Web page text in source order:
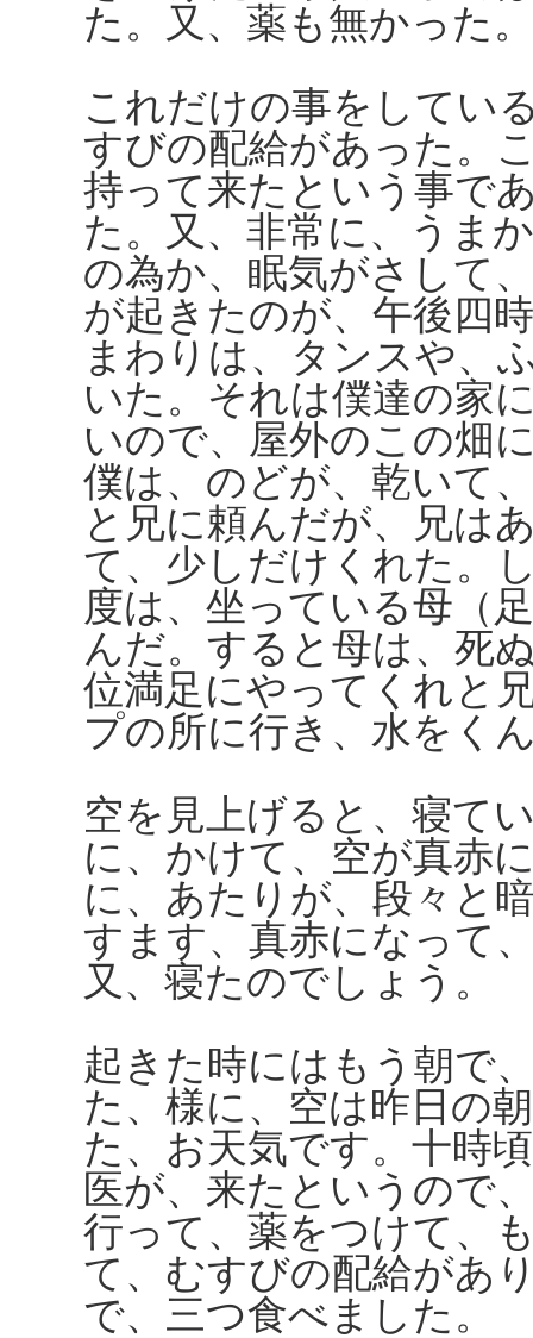
た。又、薬も無かった。
これだけの事をしてい
すびの配給があった。
持って来たという事で
た。又、非常に、うま
の為か、眠気がさして
が起きたのが、午後四
まわりは、タンスや、
いた。それは僕達の家
いので、屋外のこの畑
僕は、のどが、乾いて
と兄に頼んだが、兄は
て、少しだけくれた。
度は、坐っている母（
んだ。すると母は、死
位満足にやってくれと
プの所に行き、水をく
空を見上げると、寝て
に、かけて、空が真赤
に、あたりが、段々と
すます、真赤になって
又、寝たのでしょう。
起きた時にはもう朝で
た、様に、空は昨日の
た、お天気です。十時
医が、来たというので
行って、薬をつけて、
て、むすびの配給があ
で、三つ食べました。